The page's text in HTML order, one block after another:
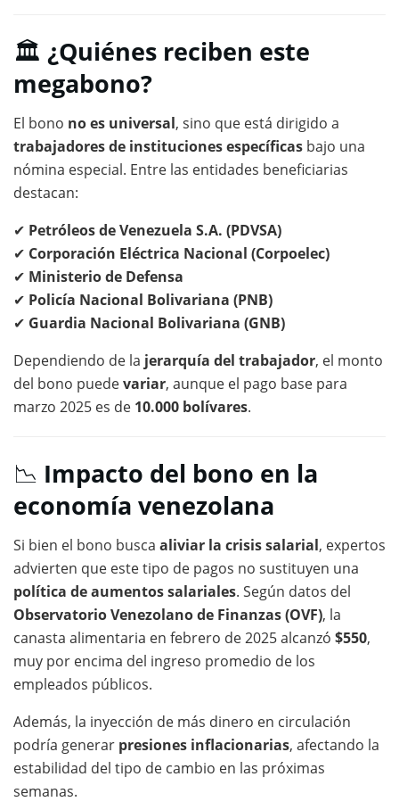
🏛 ¿Quiénes reciben este
megabono?
El bono no es universal, sino que está dirigido a
trabajadores de instituciones específicas bajo una
nómina especial. Entre las entidades beneficiarias
destacan:
✔ Petróleos de Venezuela S.A. (PDVSA)
✔ Corporación Eléctrica Nacional (Corpoelec)
✔ Ministerio de Defensa
✔ Policía Nacional Bolivariana (PNB)
✔ Guardia Nacional Bolivariana (GNB)
Dependiendo de la jerarquía del trabajador, el monto
del bono puedevariar, aunque el pago base para
marzo 2025 es de 10.000 bolívares.
📉 Impacto del bono en la
economía venezolana
Si bien el bono busca aliviar la crisis salarial, expertos
advierten que este tipo de pagos no sustituyen una
política de aumentos salariales. Según datos del
Observatorio Venezolano de Finanzas (OVF), la
canasta alimentaria en febrero de 2025 alcanzó $550,
muy por encima del ingreso promedio de los
empleados públicos.
Además, la inyección de más dinero en circulación
podría generar presiones inflacionarias, afectando la
estabilidad del tipo de cambio en las próximas
semanas.